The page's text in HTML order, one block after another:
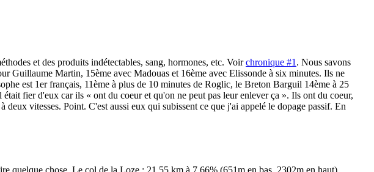
et des produits indétectables, sang, hormones, etc. Voirchronique #1 . Nous savons
Guillaume Martin, 15ème avec Madouas et 16ème avec Elissonde à six minutes. Ils ne
est 1er français, 11ème à plus de 10 minutes de Roglic, le Breton Barguil 14ème à 25
fier d'eux car ils « ont du coeur et qu'on ne peut pas leur enlever ça ». Ils ont du coeur,
vitesses. Point. C'est aussi eux qui subissent ce que j'ai appelé le dopage passif. En
quelque chose. Le col de la Loze : 21,55 km à 7,66% (651m en bas, 2302m en haut).